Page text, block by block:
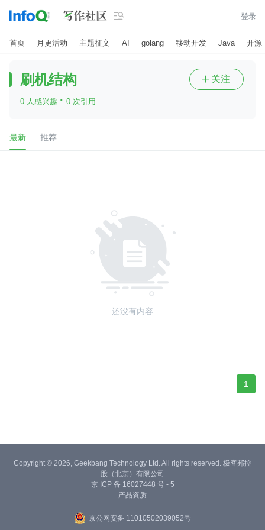
 登录
首页 月更活动 主题征文 AI golang 移动开发 Java 开源
刷机结构
0 人感兴趣 · 0 次引用
 关注
最新 推荐
还没有内容
1
Copyright © 2026, Geekbang Technology Ltd. All rights reserved. 极客邦控
股（北京）有限公司
京 ICP 备 16027448 号 - 5
产品资质
京公网安备 11010502039052号